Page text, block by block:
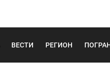
ВЕСТИ РЕГИОН